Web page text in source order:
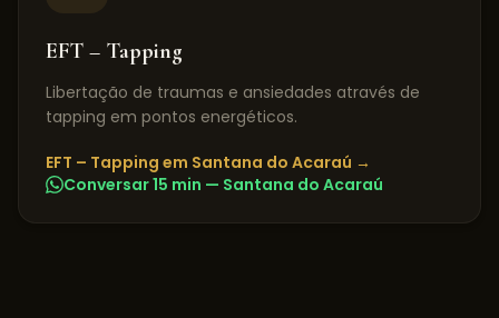
EFT – Tapping
Libertação de traumas e ansiedades através de
tapping em pontos energéticos.
EFT – Tapping em Santana do Acaraú →
Conversar 15 min — Santana do Acaraú